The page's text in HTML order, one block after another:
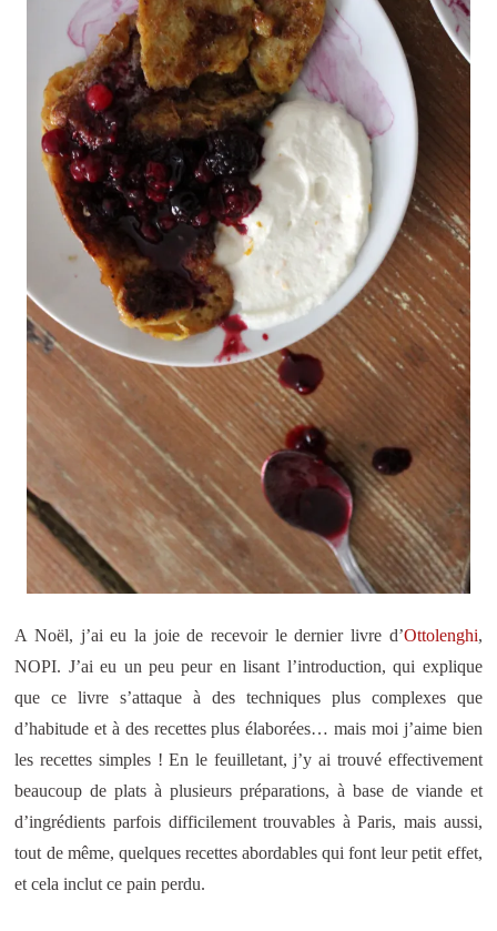
A Noël, j’ai eu la joie de recevoir le dernier livre d’Ottolenghi,
NOPI. J’ai eu un peu peur en lisant l’introduction, qui explique
que ce livre s’attaque à des techniques plus complexes que
d’habitude et à des recettes plus élaborées… mais moi j’aime bien
les recettes simples ! En le feuilletant, j’y ai trouvé effectivement
beaucoup de plats à plusieurs préparations, à base de viande et
d’ingrédients parfois difficilement trouvables à Paris, mais aussi,
tout de même, quelques recettes abordables qui font leur petit effet,
et cela inclut ce pain perdu.